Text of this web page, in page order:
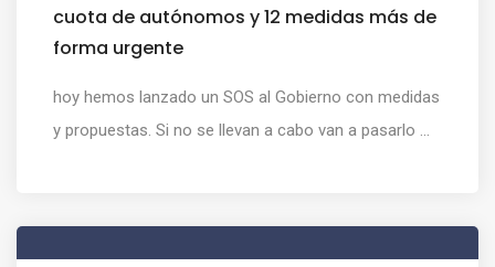
cuota de autónomos y 12 medidas más de
forma urgente
hoy hemos lanzado un SOS al Gobierno con medidas
y propuestas. Si no se llevan a cabo van a pasarlo ...